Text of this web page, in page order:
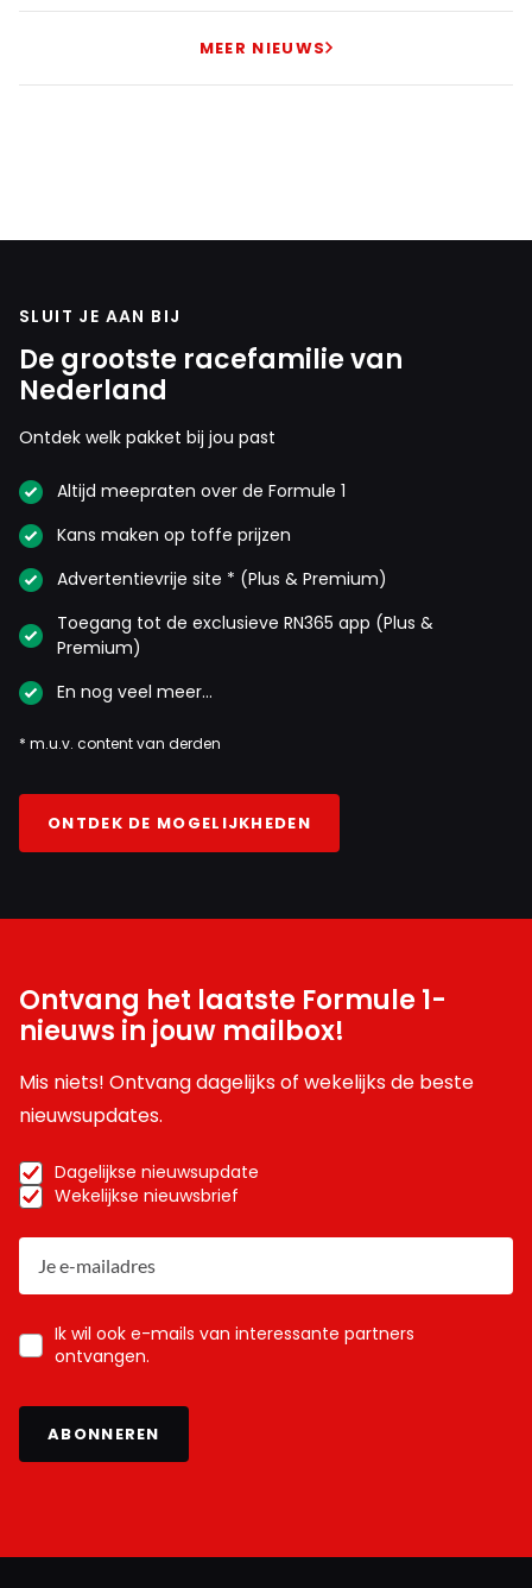
MEER NIEUWS
SLUIT JE AAN BIJ
De grootste racefamilie van
Nederland
Ontdek welk pakket bij jou past
Altijd meepraten over de Formule 1
Kans maken op toffe prijzen
Advertentievrije site * (Plus & Premium)
Toegang tot de exclusieve RN365 app (Plus &
Premium)
En nog veel meer…
* m.u.v. content van derden
ONTDEK DE MOGELIJKHEDEN
Ontvang het laatste Formule 1-
nieuws in jouw mailbox!
Mis niets! Ontvang dagelijks of wekelijks de beste
nieuwsupdates.
Dagelijkse nieuwsupdate
Wekelijkse nieuwsbrief
Ik wil ook e-mails van interessante partners
ontvangen.
ABONNEREN